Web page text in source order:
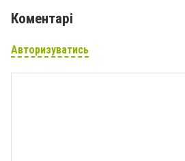
Коментарі
Авторизуватись